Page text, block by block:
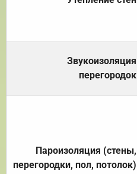
Звукоизоляция
перегородок
Пароизоляция (стены,
перегородки, пол, потолок)